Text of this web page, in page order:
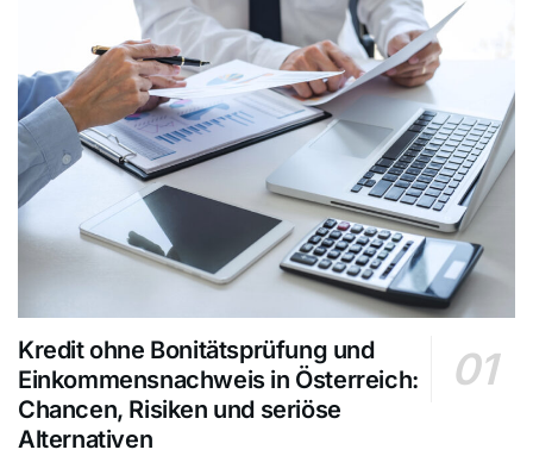
Kredit ohne Bonitätsprüfung und
Einkommensnachweis in Österreich:
Chancen, Risiken und seriöse
Alternativen